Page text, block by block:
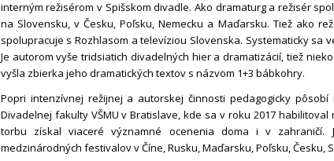
interným režisérom v Spišskom divadle. Ako dramaturg a režisér
na Slovensku, v Česku, Poľsku, Nemecku a Maďarsku. Tiež ako
spolupracuje s Rozhlasom a televíziou Slovenska. Systematicky sa
Je autorom vyše tridsiatich divadelných hier a dramatizácií, tiež
vyšla zbierka jeho dramatických textov s názvom 1+3 bábkohry.
Popri intenzívnej režijnej a autorskej činnosti pedagogicky
Divadelnej fakulty VŠMU v Bratislave, kde sa v roku 2017
torbu získal viaceré významné ocenenia doma i v zahraničí.
medzinárodných festivalov v Číne, Rusku, Maďarsku, Poľsku, Česku,